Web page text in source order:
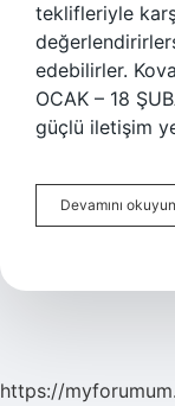
teklifleriyle
edebilirler.
OCAK – 18
güçlü iletişim
Devamını okuyun
https://